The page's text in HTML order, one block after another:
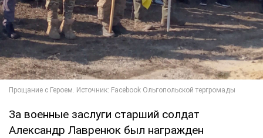
За военные заслуги старший солдат
Александр Лавренюк был награжден